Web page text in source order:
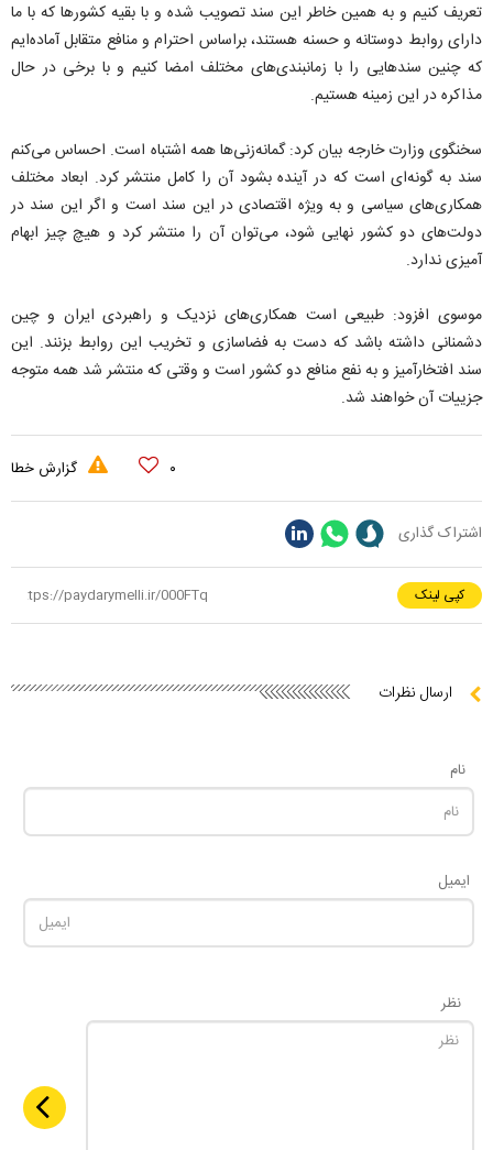
تعریف کنیم و به همین خاطر این سند تصویب شده و با بقیه کشورها که با ما
دارای روابط دوستانه و حسنه هستند، براساس احترام و منافع متقابل آماده‌ایم
که چنین سندهایی را با زمانبندی‌های مختلف امضا کنیم و با برخی در حال
مذاکره در این زمینه هستیم.
سخنگوی وزارت خارجه بیان کرد: گمانه‌زنی‌ها همه اشتباه است. احساس می‌کنم
سند به گونه‌ای است که در آینده بشود آن را کامل منتشر کرد. ابعاد مختلف
همکاری‌های سیاسی و به ویژه اقتصادی در این سند است و اگر این سند در
دولت‌های دو کشور نهایی شود، می‌توان آن را منتشر کرد و هیچ چیز ابهام
آمیزی ندارد.
موسوی افزود: طبیعی است همکاری‌های نزدیک و راهبردی ایران و چین
دشمنانی داشته باشد که دست به فضاسازی و تخریب این روابط بزنند. این
سند افتخارآمیز و به نفع منافع دو کشور است و وقتی که منتشر شد همه متوجه
جزییات آن خواهند شد.
۰ گزارش خطا
اشتراک گذاری
کپی لینک
ارسال نظرات
نام
ایمیل
نظر